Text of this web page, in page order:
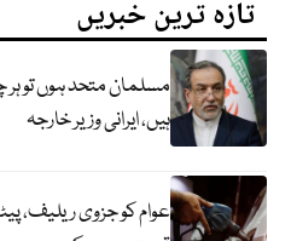
تازہ ترین خبریں
مسلمان متحد ہوں تو
ہیں، ایرانی وزیر خارجہ
عوام کو جزوی ریلیف،